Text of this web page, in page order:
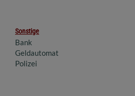
Sonstige
Bank
Geldautomat
Polizei